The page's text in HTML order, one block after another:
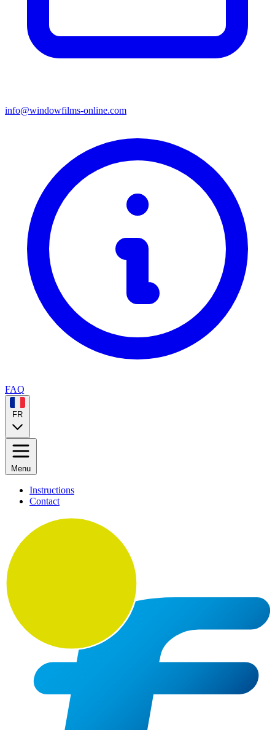
info@windowfilms-online.com
FAQ
FR
Menu
Instructions
Contact